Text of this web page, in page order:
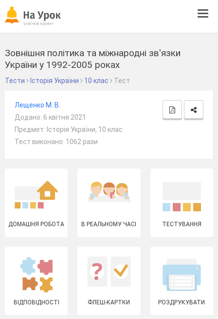
Зовнішня політика та міжнародні зв'язки
України у 1992-2005 роках
Тести Історія України 10 клас Тест
Лещенко М. В.
Додано: 6 квітня 2021
Предмет: Історія України, 10 клас
Тест виконано: 1062 рази
ДОМАШНЯ РОБОТА В РЕАЛЬНОМУ ЧАСІ ТЕСТУВАННЯ
ВІДПОВІДНОСТІ ФЛЕШ-КАРТКИ РОЗДРУКУВАТИ